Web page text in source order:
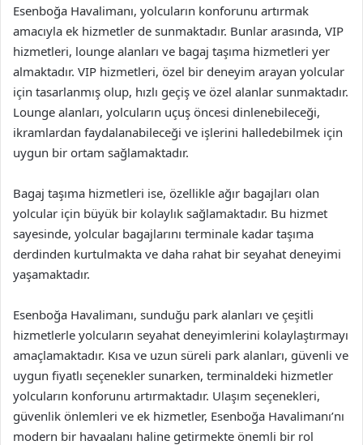
Esenboğa Havalimanı, yolcuların konforunu artırmak
amacıyla ek hizmetler de sunmaktadır. Bunlar arasında, VIP
hizmetleri, lounge alanları ve bagaj taşıma hizmetleri yer
almaktadır. VIP hizmetleri, özel bir deneyim arayan yolcular
için tasarlanmış olup, hızlı geçiş ve özel alanlar sunmaktadır.
Lounge alanları, yolcuların uçuş öncesi dinlenebileceği,
ikramlardan faydalanabileceği ve işlerini halledebilmek için
uygun bir ortam sağlamaktadır.
Bagaj taşıma hizmetleri ise, özellikle ağır bagajları olan
yolcular için büyük bir kolaylık sağlamaktadır. Bu hizmet
sayesinde, yolcular bagajlarını terminale kadar taşıma
derdinden kurtulmakta ve daha rahat bir seyahat deneyimi
yaşamaktadır.
Esenboğa Havalimanı, sunduğu park alanları ve çeşitli
hizmetlerle yolcuların seyahat deneyimlerini kolaylaştırmayı
amaçlamaktadır. Kısa ve uzun süreli park alanları, güvenli ve
uygun fiyatlı seçenekler sunarken, terminaldeki hizmetler
yolcuların konforunu artırmaktadır. Ulaşım seçenekleri,
güvenlik önlemleri ve ek hizmetler, Esenboğa Havalimanı’nı
modern bir havaalanı haline getirmekte önemli bir rol